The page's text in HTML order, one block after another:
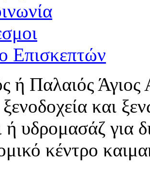
Επισκεπτών
ή Παλαιός
ξενοδοχεία και
ή υδρομασάζ για
κέντρο